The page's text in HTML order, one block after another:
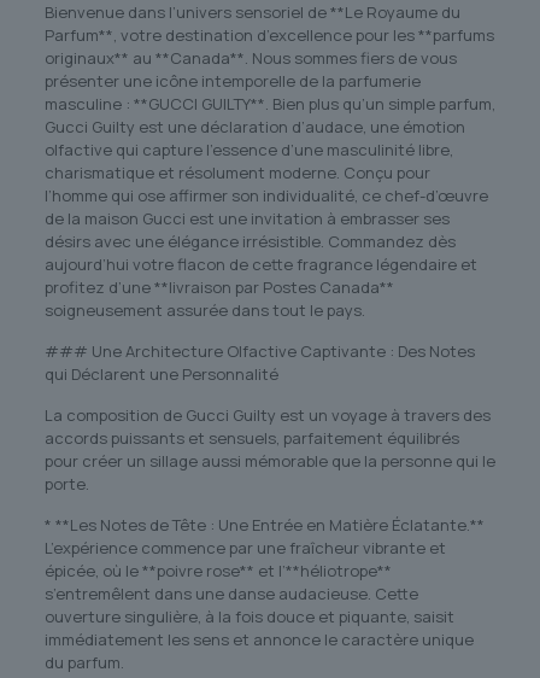
Bienvenue dans l’univers sensoriel de **Le Royaume du
Parfum**, votre destination d’excellence pour les **parfums
originaux** au **Canada**. Nous sommes fiers de vous
présenter une icône intemporelle de la parfumerie
masculine : **GUCCI GUILTY**. Bien plus qu’un simple parfum,
Gucci Guilty est une déclaration d’audace, une émotion
olfactive qui capture l’essence d’une masculinité libre,
charismatique et résolument moderne. Conçu pour
l’homme qui ose affirmer son individualité, ce chef-d’œuvre
de la maison Gucci est une invitation à embrasser ses
désirs avec une élégance irrésistible. Commandez dès
aujourd’hui votre flacon de cette fragrance légendaire et
profitez d’une **livraison par Postes Canada**
soigneusement assurée dans tout le pays.
### Une Architecture Olfactive Captivante : Des Notes
qui Déclarent une Personnalité
La composition de Gucci Guilty est un voyage à travers des
accords puissants et sensuels, parfaitement équilibrés
pour créer un sillage aussi mémorable que la personne qui le
porte.
* **Les Notes de Tête : Une Entrée en Matière Éclatante.**
L’expérience commence par une fraîcheur vibrante et
épicée, où le **poivre rose** et l’**héliotrope**
s’entremêlent dans une danse audacieuse. Cette
ouverture singulière, à la fois douce et piquante, saisit
immédiatement les sens et annonce le caractère unique
du parfum.